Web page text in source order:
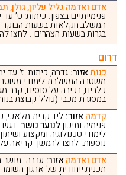
אדם ואדמה גליל עליון, גולן,
פנימייתיים בצפון. כיתות: ט’
המשלב חקלאות בשעות
בגרות בשעות הצהרים . לחצו
דרום
כנותאזור: גדרה, כיתות: ז’ עד
משטרה המשלבת לימודי משטרה
במסגרת מכבי (כולל קבוצת
קדמהאזור: ליד קרית מלאכי,
פנימיה ותיכוןלנוער נושר. דגש
לימודי טכנולוגיה ומקצוע
נוספות. לחצו להמשך קריאה
אדם ואדמהאזור: ערבה. מושב
תכנית ייחודית של ארגון